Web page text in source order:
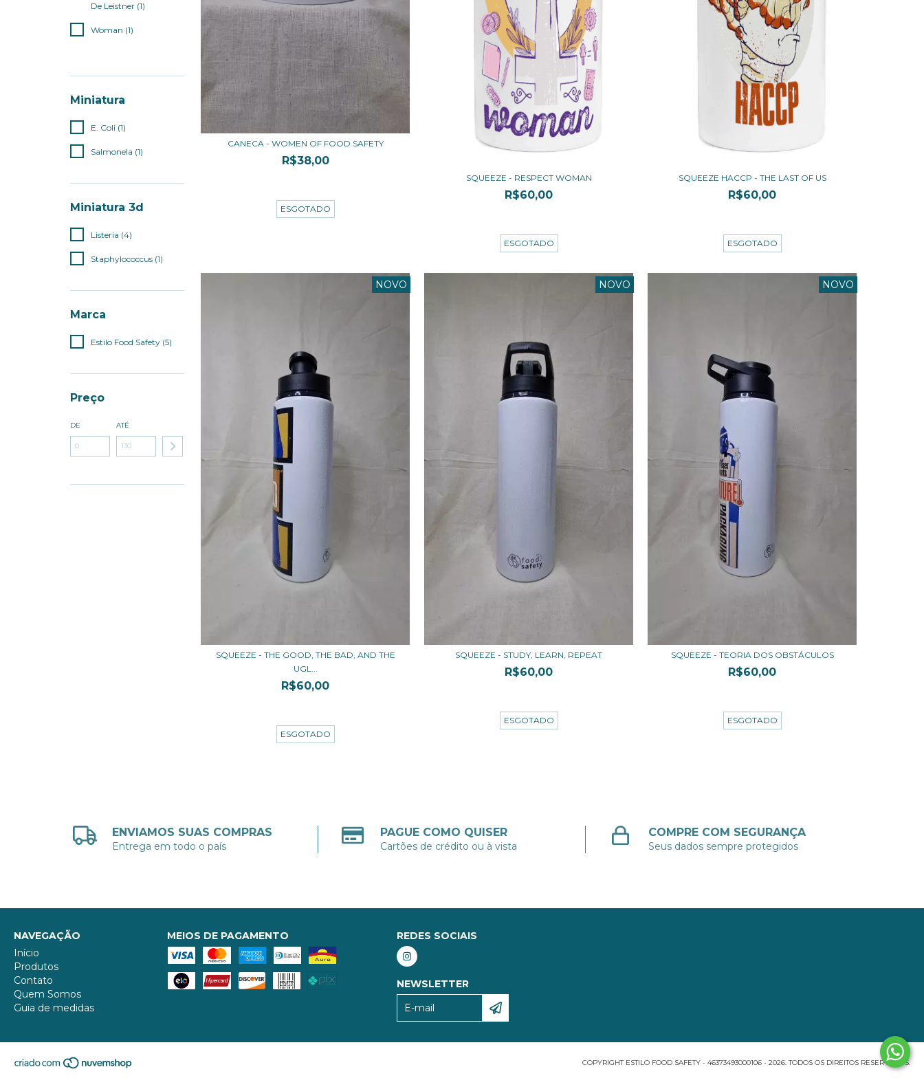
De Leistner (1)
Woman (1)
Miniatura
E. Coli (1)
Salmonela (1)
Miniatura 3d
Listeria (4)
Staphylococcus (1)
Marca
Estilo Food Safety (5)
Preço
DE ATÉ
CANECA - WOMEN OF FOOD SAFETY
R$38,00
ESGOTADO
SQUEEZE - RESPECT WOMAN
R$60,00
ESGOTADO
SQUEEZE HACCP - THE LAST OF US
R$60,00
ESGOTADO
NOVO
SQUEEZE - THE GOOD, THE BAD, AND THE
UGL...
R$60,00
ESGOTADO
NOVO
SQUEEZE - STUDY, LEARN, REPEAT
R$60,00
ESGOTADO
NOVO
SQUEEZE - TEORIA DOS OBSTÁCULOS
R$60,00
ESGOTADO
ENVIAMOS SUAS COMPRAS
Entrega em todo o país
PAGUE COMO QUISER
Cartões de crédito ou à vista
COMPRE COM SEGURANÇA
Seus dados sempre protegidos
NAVEGAÇÃO
Início
Produtos
Contato
Quem Somos
Guia de medidas
MEIOS DE PAGAMENTO REDES SOCIAIS
NEWSLETTER
COPYRIGHT ESTILO FOOD SAFETY - 46373493000106 - 2026. TODOS OS DIREITOS RESERVADOS.